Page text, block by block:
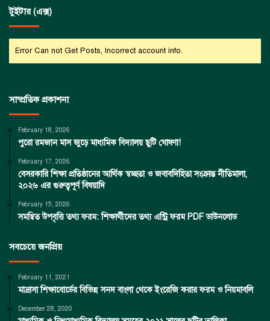
টুইটার (এক্স)
Error Can not Get Posts, Incorrect account info.
সাম্প্রতিক প্রকাশনা
February 18, 2026
পুরো রমজান মাস জুড়ে মাধ্যমিক বিদ্যালয় ছুটি ঘোষণা!
February 17, 2026
বেসরকারি শিক্ষা প্রতিষ্ঠানের আর্থিক স্বচ্ছতা ও জবাবদিহিতা সংক্রান্ত নীতিমালা,
২০২৬ এর গুরুত্বপূর্ণ বিষয়াদি
February 15, 2026
সমন্বিত উপবৃত্তি তথ্য ফরম: শিক্ষার্থীদের তথ্য এন্ট্রি ফরম PDF ডাউনলোড
সবচেয়ে জনপ্রিয়
February 11, 2021
মাদ্রাসা শিক্ষাবোর্ডের বিভিন্ন সনদ বাংলা থেকে ইংরেজি করার ফরম ও নিয়মাবলি
December 28, 2020